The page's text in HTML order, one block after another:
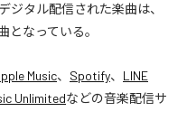
ジタル配信された楽曲は、
となっている。
Music、 Spotify、 LINE
Unlimitedなどの音楽配信サ